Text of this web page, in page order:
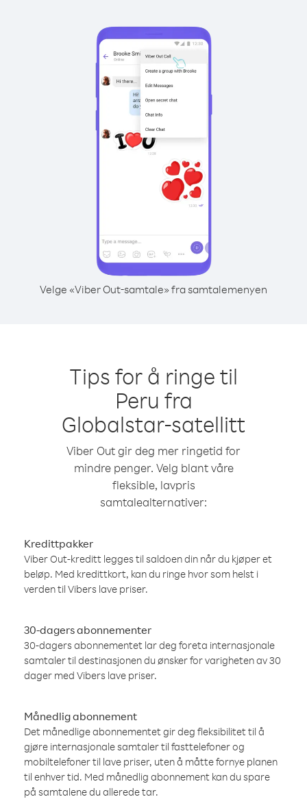
Velge «Viber Out-samtale» fra samtalemenyen
Tips for å ringe til
Peru fra
Globalstar-satellitt
Viber Out gir deg mer ringetid for
mindre penger. Velg blant våre
fleksible, lavpris
samtalealternativer:
Kredittpakker
Viber Out-kreditt legges til saldoen din når du kjøper et
beløp. Med kredittkort, kan du ringe hvor som helst i
verden til Vibers lave priser.
30-dagers abonnementer
30-dagers abonnementet lar deg foreta internasjonale
samtaler til destinasjonen du ønsker for varigheten av 30
dager med Vibers lave priser.
Månedlig abonnement
Det månedlige abonnementet gir deg fleksibilitet til å
gjøre internasjonale samtaler til fasttelefoner og
mobiltelefoner til lave priser, uten å måtte fornye planen
til enhver tid. Med månedlig abonnement kan du spare
på samtalene du allerede tar.